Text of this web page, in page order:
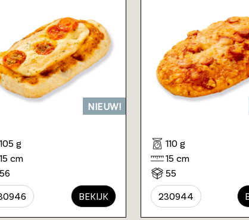
NIEUW!
105 g
15 cm
56
BEKIJK
110 g
15 cm
55
230944